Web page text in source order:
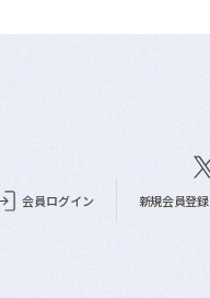
会員ログイン 新規会員登録